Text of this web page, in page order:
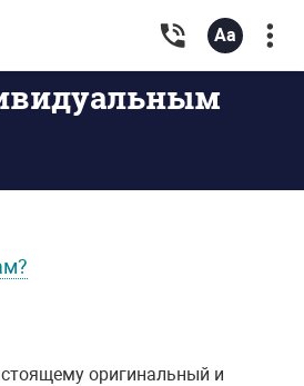
оригинальный и